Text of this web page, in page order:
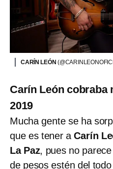
CARÍN LEÓN
Carín León cobraba
2019
Mucha gente se ha
que es tener aCarín
La Paz, pues no
de pesos estén del